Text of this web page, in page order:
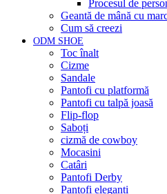
Procesul de
Geantă de mână cu
Cum să creezi
ODM SHOE
Toc înalt
Cizme
Sandale
Pantofi cu platformă
Pantofi cu talpă joasă
Flip-flop
Saboți
cizmă de cowboy
Mocasini
Catâri
Pantofi Derby
Pantofi eleganți